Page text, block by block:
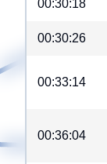
00:30:18
00:30:26
00:33:14
00:36:04